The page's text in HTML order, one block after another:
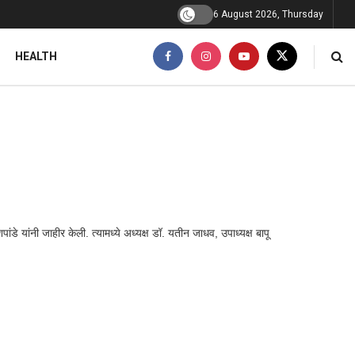
6 August 2026, Thursday
HEALTH
यांनी जाहीर केली. त्यामध्ये अध्यक्ष डॉ. यतीन जाधव, उपाध्यक्ष बापू